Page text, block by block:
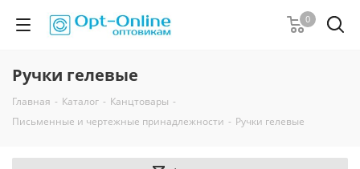
0
Ручки гелевые
Главная - Каталог - Канцтовары -
Письменные и чертежные принадлежности - Ручки гелевые